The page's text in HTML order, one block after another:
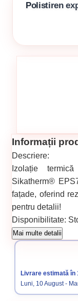
Polistiren
Informații
Descriere:
Izolație
Sikatherm®
fațade, oferind
pentru detalii!
Disponibilitate:
Cod produs:
Categorii:
200mm
Mai multe detalii
Livrare estimată în
Luni, 10 August -